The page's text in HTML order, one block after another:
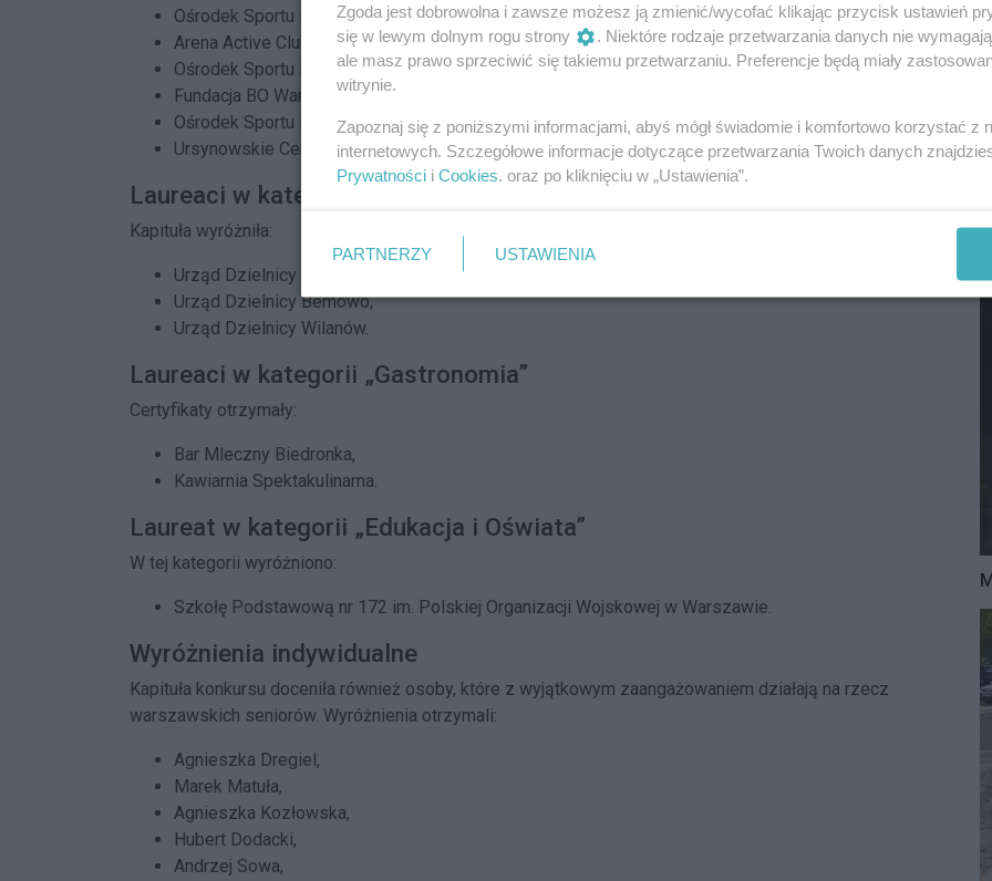
Ośrodek Sportu i Rekreacji m.st. Warszawy w Dzielnicy Wola,
Arena Active Club Ursynów,
Ośrodek Sportu i Rekreacji m.st. Warszawy w Dzielnicy Targówek,
Fundacja BO Warto,
Ośrodek Sportu i Rekreacji m.st. Warszawy w Dzielnicy Ochota,
Ursynowskie Centrum Sportu i Rekreacji.
Laureaci w kategorii „Administracja Publiczna”
Kapituła wyróżniła:
Urząd Dzielnicy Wola,
Urząd Dzielnicy Bemowo,
Urząd Dzielnicy Wilanów.
Laureaci w kategorii „Gastronomia”
Certyfikaty otrzymały:
Bar Mleczny Biedronka,
Kawiarnia Spektakulinarna.
Laureat w kategorii „Edukacja i Oświata”
W tej kategorii wyróżniono:
Szkołę Podstawową nr 172 im. Polskiej Organizacji Wojskowej w Warszawie.
Wyróżnienia indywidualne
Kapituła konkursu doceniła również osoby, które z wyjątkowym zaangażowaniem działają na rzecz
warszawskich seniorów. Wyróżnienia otrzymali:
Agnieszka Dregiel,
Marek Matuła,
Agnieszka Kozłowska,
Hubert Dodacki,
Andrzej Sowa,
Zgoda jest dobrowolna i zawsze możesz ją zmienić/wycofać klikając przycisk ustawień
się w lewym dolnym rogu strony
. Niektóre rodzaje przetwarzania danych nie
ale masz prawo sprzeciwić się takiemu przetwarzaniu. Preferencje będą miały
witrynie.
Zapoznaj się z poniższymi informacjami, abyś mógł świadomie i komfortowo korzystać z
internetowych. Szczegółowe informacje dotyczące przetwarzania Twoich danych
Prywatności i Cookies. oraz po kliknięciu w „Ustawienia”.
PARTNERZY USTAWIENIA